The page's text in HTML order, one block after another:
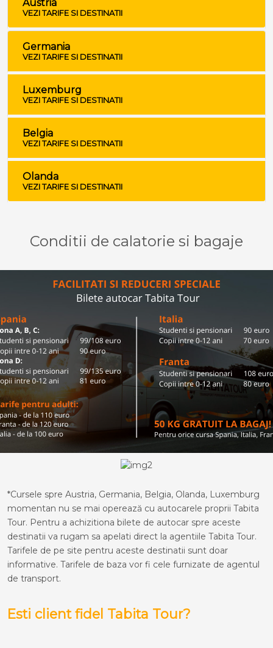
Austria
VEZI TARIFE SI DESTINATII
Germania
VEZI TARIFE SI DESTINATII
Luxemburg
VEZI TARIFE SI DESTINATII
Belgia
VEZI TARIFE SI DESTINATII
Olanda
VEZI TARIFE SI DESTINATII
Conditii de calatorie si bagaje
*Cursele spre Austria, Germania, Belgia, Olanda, Luxemburg
momentan nu se mai operează cu autocarele proprii Tabita
Tour. Pentru a achizitiona bilete de autocar spre aceste
destinatii va rugam sa apelati direct la agentiile Tabita Tour.
Tarifele de pe site pentru aceste destinatii sunt doar
informative. Tarifele de baza vor fi cele furnizate de agentul
de transport.
Esti client fidel Tabita Tour?